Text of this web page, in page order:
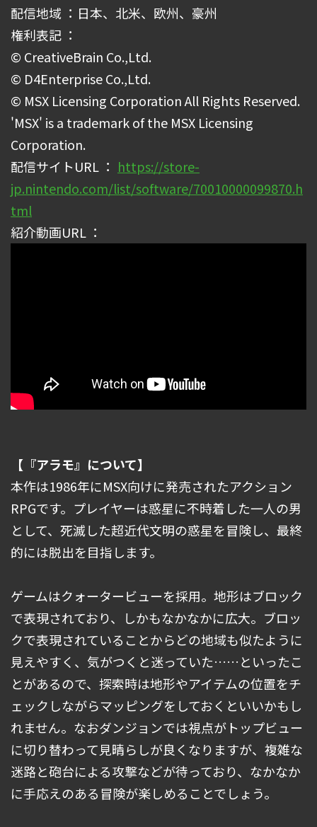
配信地域 ：日本、北米、欧州、豪州
権利表記 ：
© CreativeBrain Co.,Ltd.
© D4Enterprise Co.,Ltd.
© MSX Licensing Corporation All Rights Reserved.
'MSX' is a trademark of the MSX Licensing
Corporation.
配信サイトURL ： https://store-
jp.nintendo.com/list/software/70010000099870.h
tml
紹介動画URL ：
【『アラモ』について】
本作は1986年にMSX向けに発売されたアクション
RPGです。プレイヤーは惑星に不時着した一人の男
として、死滅した超近代文明の惑星を冒険し、最終
的には脱出を目指します。
ゲームはクォータービューを採用。地形はブロック
で表現されており、しかもなかなかに広大。ブロッ
クで表現されていることからどの地域も似たように
見えやすく、気がつくと迷っていた……といったこ
とがあるので、探索時は地形やアイテムの位置をチ
ェックしながらマッピングをしておくといいかもし
れません。なおダンジョンでは視点がトップビュー
に切り替わって見晴らしが良くなりますが、複雑な
迷路と砲台による攻撃などが待っており、なかなか
に手応えのある冒険が楽しめることでしょう。